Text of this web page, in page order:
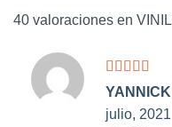
40 valoraciones en
Valorado
con5de 5
YANNICK
julio, 2021